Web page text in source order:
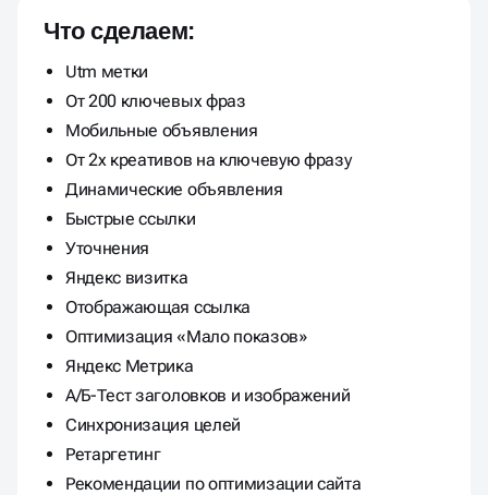
РАБОТЫ
Что сделаем:
Utm метки
От 200 ключевых фраз
Мобильные объявления
От 2х креативов на ключевую фразу
Динамические объявления
Быстрые ссылки
Уточнения
Яндекс визитка
Отображающая ссылка
Оптимизация «Мало показов»
Яндекс Метрика
А/Б-Тест заголовков и изображений
Синхронизация целей
Ретаргетинг
Рекомендации по оптимизации сайта